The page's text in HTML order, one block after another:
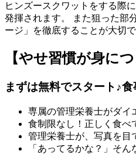
ヒンズースクワットをする際
発揮されます。 また狙った部
ージ」を徹底することが大切
【やせ習慣が身に
まずは無料でスタート♪
専属の管理栄養士がダイ
食制限なし！正しく食べ
管理栄養士が、写真を目
「あってるかな？」そ